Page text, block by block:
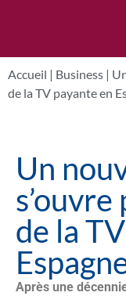
Accueil | Business |
de la TV payante en
Un
de la
Après une